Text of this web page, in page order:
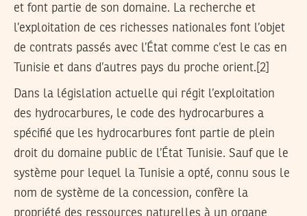
et font partie de son domaine. La recherche et
l’exploitation de ces richesses nationales font l’objet
de contrats passés avec l’État comme c’est le cas en
Tunisie et dans d’autres pays du proche orient.[2]
Dans la législation actuelle qui régit l’exploitation
des hydrocarbures, le code des hydrocarbures a
spécifié que les hydrocarbures font partie de plein
droit du domaine public de l’État Tunisie. Sauf que le
système pour lequel la Tunisie a opté, connu sous le
nom de système de la concession, confère la
propriété des ressources naturelles à un organe